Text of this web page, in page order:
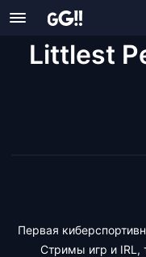
Littlest
Первая
Стримы игр и IRL,